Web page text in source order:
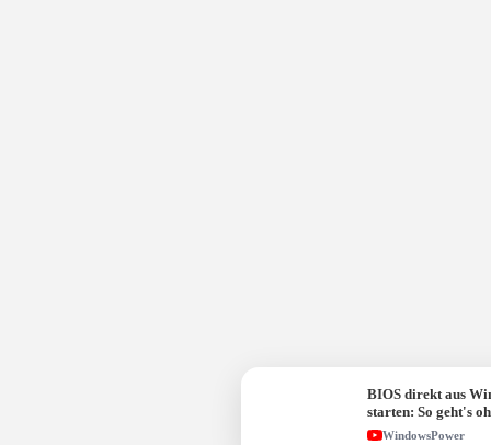
BIOS direkt aus
starten: So geht's
Taste!WindowsPower